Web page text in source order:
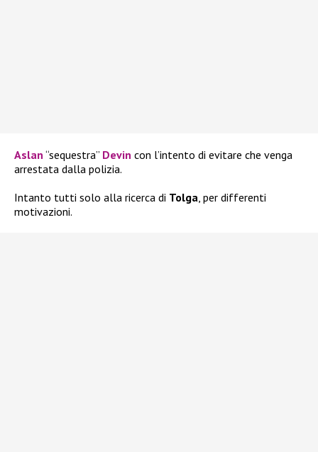
Aslan “sequestra” Devin con l’intento di evitare che venga
arrestata dalla polizia.
Intanto tutti solo alla ricerca di Tolga, per differenti
motivazioni.